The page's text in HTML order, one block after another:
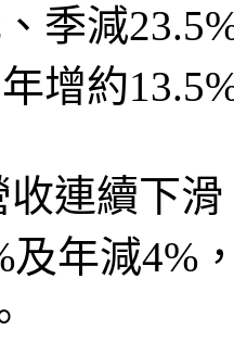
季減
增約
連續下
及年減4%